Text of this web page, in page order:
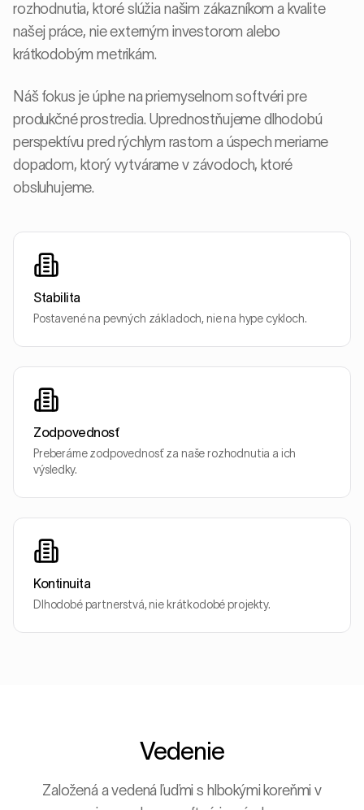
rozhodnutia, ktoré slúžia našim zákazníkom a kvalite
našej práce, nie externým investorom alebo
krátkodobým metrikám.
Náš fokus je úplne na priemyselnom softvéri pre
produkčné prostredia. Uprednostňujeme dlhodobú
perspektívu pred rýchlym rastom a úspech meriame
dopadom, ktorý vytvárame v závodoch, ktoré
obsluhujeme.
Stabilita
Postavené na pevných základoch, nie na hype cykloch.
Zodpovednosť
Preberáme zodpovednosť za naše rozhodnutia a ich
výsledky.
Kontinuita
Dlhodobé partnerstvá, nie krátkodobé projekty.
Vedenie
Založená a vedená ľuďmi s hlbokými koreňmi v